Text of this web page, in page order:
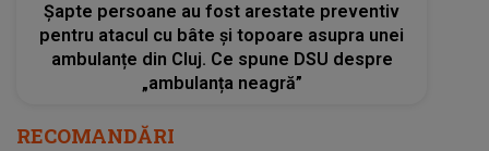
Șapte persoane au fost arestate preventiv
pentru atacul cu bâte și topoare asupra unei
ambulanțe din Cluj. Ce spune DSU despre
„ambulanța neagră”
RECOMANDĂRI